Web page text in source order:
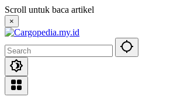
Skip
to
content
Scroll untuk baca artikel
×